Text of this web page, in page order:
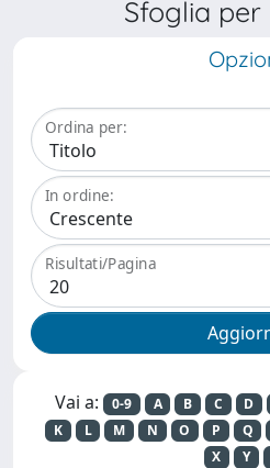
Sfoglia per
Ordina per:
In ordine:
Risultati/Pagina
Vai a: 0-9 A B C D
K
L M N O P Q
X
Y